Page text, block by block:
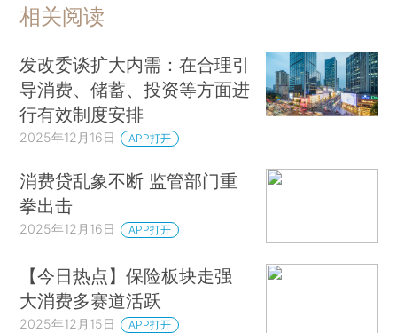
相关阅读
发改委谈扩大内需：在合理引
导消费、储蓄、投资等方面进
行有效制度安排
2025年12月16日 APP打开
消费贷乱象不断 监管部门重
拳出击
2025年12月16日 APP打开
【今日热点】保险板块走强
大消费多赛道活跃
2025年12月15日 APP打开